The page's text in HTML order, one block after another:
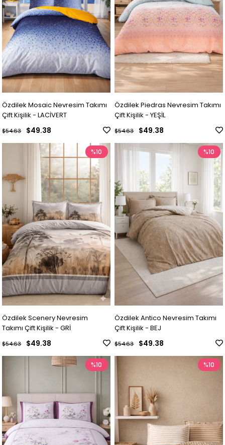
Özdilek Mosaic Nevresim Takımı
Çift Kişilik - LACİVERT
$49.38
$54.63
Özdilek Piedras Nevresim Takımı
Çift Kişilik - YEŞİL
$49.38
$54.63
Özdilek Scenery Nevresim
Takımı Çift Kişilik - GRİ
$49.38
$54.63
%10
Özdilek Antico Nevresim Takımı
Çift Kişilik - BEJ
$49.38
$54.63
%10
%10 %10